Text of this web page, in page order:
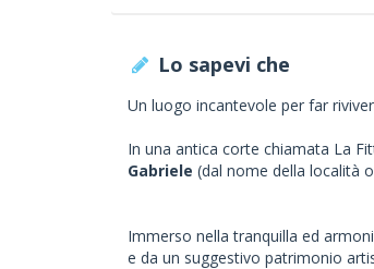
Lo sapevi che
Un luogo incantevole per far
In una antica corte chiamata La
Gabriele (dal nome della località
Immerso nella tranquilla ed
e da un suggestivo patrimonio